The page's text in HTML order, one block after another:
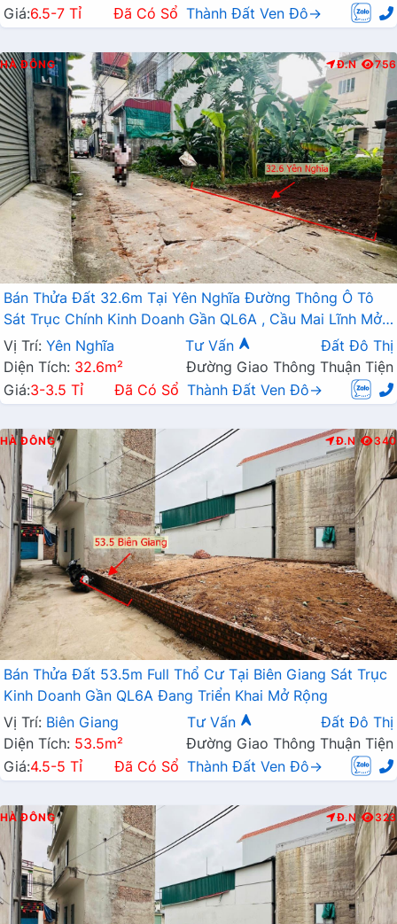
Giá:6.5-7 Tỉ Đã Có Sổ Thành Đất Ven Đô→
HÀ ĐÔNG Đ.N 756
Bán Thửa Đất 32.6m Tại Yên Nghĩa Đường Thông Ô Tô
Sát Trục Chính Kinh Doanh Gần QL6A , Cầu Mai Lĩnh Mở
Rộng
Vị Trí: Yên Nghĩa Tư Vấn
Đất Đô Thị
Diện Tích: 32.6m²
Đường Giao Thông Thuận Tiện
Giá:3-3.5 Tỉ Đã Có Sổ Thành Đất Ven Đô→
HÀ ĐÔNG Đ.N 340
Bán Thửa Đất 53.5m Full Thổ Cư Tại Biên Giang Sát Trục
Kinh Doanh Gần QL6A Đang Triển Khai Mở Rộng
Vị Trí: Biên Giang Tư Vấn
Đất Đô Thị
Diện Tích: 53.5m²
Đường Giao Thông Thuận Tiện
Giá:4.5-5 Tỉ Đã Có Sổ Thành Đất Ven Đô→
HÀ ĐÔNG Đ.N 323